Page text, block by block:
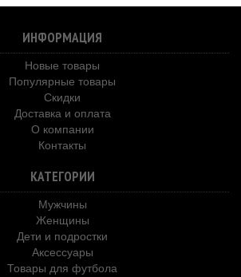
ИНФОРМАЦИЯ
Новые товары
Популярные товары
Скидки
Доставка и оплата
О компании
Контакты
КАТЕГОРИИ
Мужчины
Женщины
Дети и подростки
Аксессуары
Товары для футбола